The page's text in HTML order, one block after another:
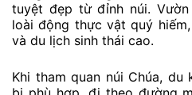
tuyệt đẹp từ đỉnh núi.
loài động thực vật quý
và du lịch sinh thái cao.
Khi tham quan núi Chúa, du